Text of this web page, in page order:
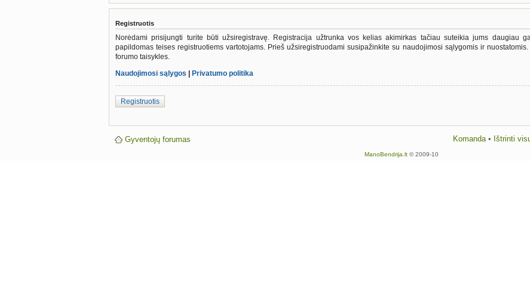
Registruotis
Norėdami prisijungti turite būti užsiregistravę. Registracija užtrunka vos kelias akimirkas tačiau suteikia jums daugiau
papildomas teises registruotiems vartotojams. Prieš užsiregistruodami susipažinkite su naudojimosi sąlygomis ir
forumo taisykles.
Naudojimosi sąlygos | Privatumo politika
Registruotis
Gyventojų forumas Komanda • Ištrinti
ManoBendrija.lt © 2009-10